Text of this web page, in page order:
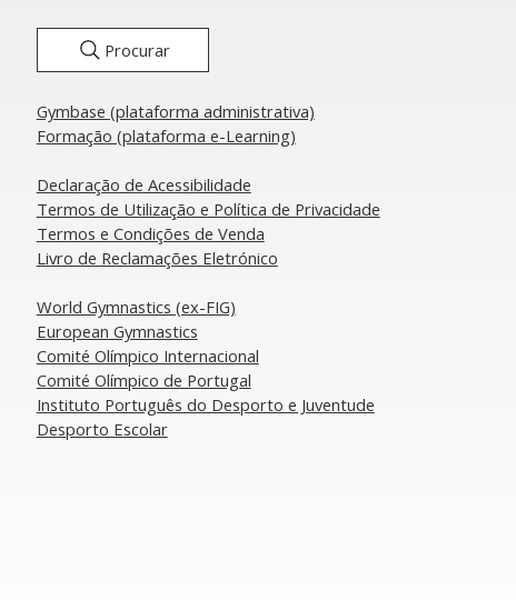
Rítmica: Seleção Nacional
em Varna pronta para o
Gymbase (plataforma administrativa)
Formação (plataforma e-Learning)
Declaração de Acessibilidade
​Termos de Utilização e Política de Privacidade
Termos e Condições de Venda
Livro de Reclamações Eletrónico
​World Gymnastics (ex-FIG)
European Gymnastics
Comité Olímpico Internacional
Comité Olímpico de Portugal
Instituto Português do Desporto e Juventude
Desporto Escolar
Procurar